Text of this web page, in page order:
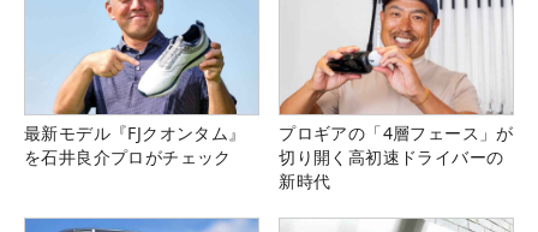
最新モデル『FJクオンタム』
を石井良介プロがチェック
プロギアの「4層フェース」が
切り開く高初速ドライバーの
新時代